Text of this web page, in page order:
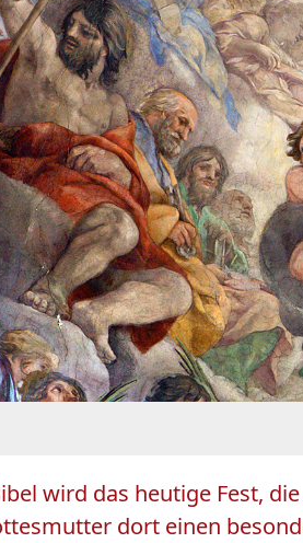
wird das heutige Fest,
dort einen